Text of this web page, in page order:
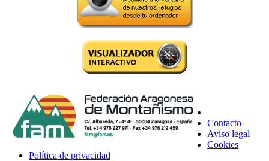
Contacto
Aviso legal
Cookies
Política de privacidad